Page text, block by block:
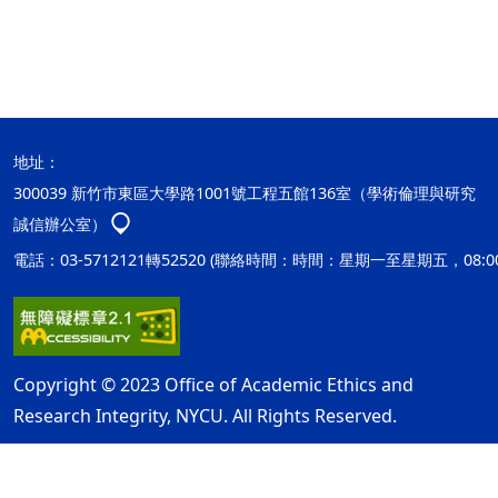
地址：
300039 新竹市東區大學路1001號工程五館136室（學術倫理與研究
誠信辦公室）
電話：03-5712121轉52520 (聯絡時間：時間：星期一至星期五，
Copyright © 2023 Office of Academic Ethics and
Research Integrity, NYCU. All Rights Reserved.